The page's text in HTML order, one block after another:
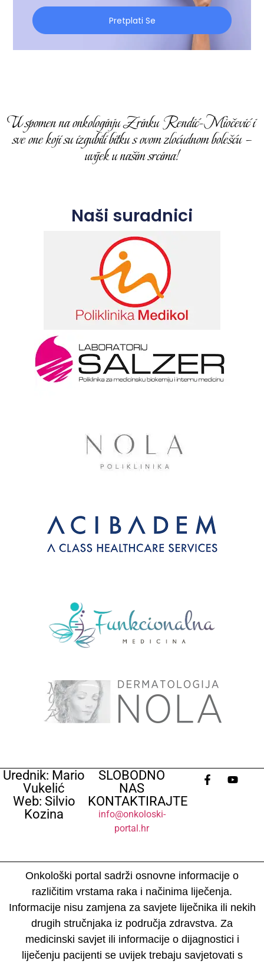
Pretplati Se
U spomen na onkologinju Zrinku Rendić-Miočević i
sve one koji su izgubili bitku s ovom zloćudnom bolešću –
uvijek u našim srcima!
Naši suradnici
Urednik: Mario
Vukelić
Web: Silvio
Kozina
SLOBODNO
NAS
KONTAKTIRAJTE
info@onkoloski-
portal.hr
Onkološki portal sadrži osnovne informacije o
različitim vrstama raka i načinima liječenja.
Informacije nisu zamjena za savjete liječnika ili nekih
drugih stručnjaka iz područja zdravstva. Za
medicinski savjet ili informacije o dijagnostici i
liječenju pacijenti se uvijek trebaju savjetovati s